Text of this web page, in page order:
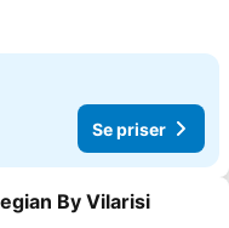
Se priser
i favoritter
By Vilarisi